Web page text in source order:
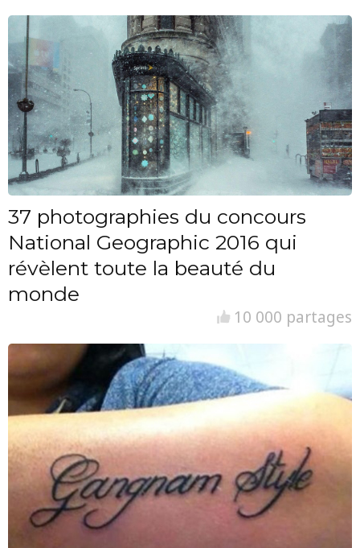
37 photographies du concours
National Geographic 2016 qui
révèlent toute la beauté du
monde
10 000 partages